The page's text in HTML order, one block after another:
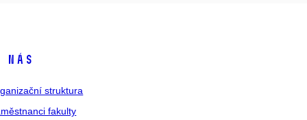
nás
struktura
fakulty